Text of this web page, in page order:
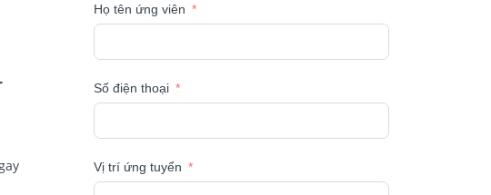
Họ tên ứng viên
Số điện thoại
Vị trí ứng tuyển